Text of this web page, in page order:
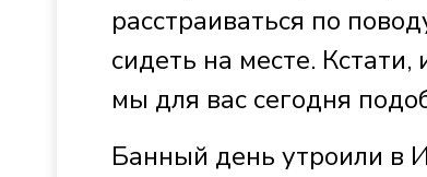
расстраиваться по
сидеть на месте.
мы для вас сегодня
Банный день утроили в